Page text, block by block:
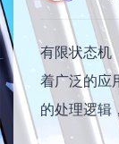
有限状态机
着广泛的应
的处理逻辑